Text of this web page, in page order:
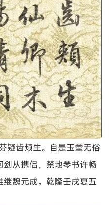
疑齿颊生。自是玉堂无俗
从携侣，禁地琴书许畅
魏元成。乾隆壬戌夏五